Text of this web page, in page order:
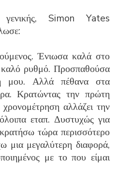
Simon Yates
Ένιωσα καλά στο
καλό ρυθμό.Προσπαθούσα
μου. Αλλά πέθανα στα
Κρατώντας την πρώτη
αλλάζει την
εταπ. Δυστυχώς για
τώρα περισσότερο
μια μεγαλύτερη διαφορά,
με το που είμαι